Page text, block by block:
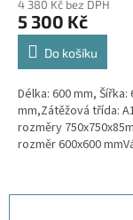
produktu
je
4,6
hvězdiček.
4 380 Kč bez DPH
5 300 Kč
Do košíku
Délka: 600 mm, Šířka:
mm,Zátěžová třída:
rozměry
rozměr 600x600